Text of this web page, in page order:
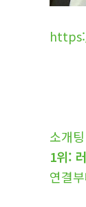
소개
1위:
연결